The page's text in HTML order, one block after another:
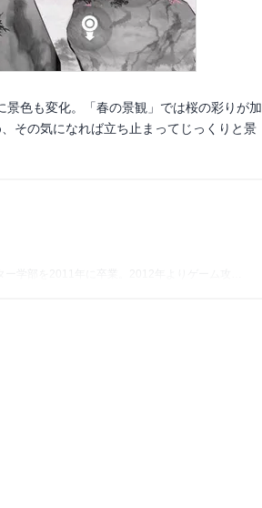
景色も変化。「春の景観」では桜の彩りが加
その気になれば立ち止まってじっくりと景
学部を2011年に卒業。2012年よりゲーム攻略
イティングを心がけています。